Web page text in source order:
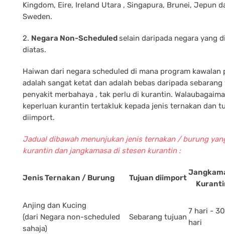
Kingdom, Eire, Ireland Utara , Singapura, Brunei, Jepun
Sweden.
2. Negara Non-Scheduledselain daripada negara yang
diatas.
Haiwan dari negara scheduled di mana program kawalan
adalah sangat ketat dan adalah bebas daripada sebarang
penyakit merbahaya , tak perlu di kurantin.
keperluan kurantin tertakluk kepada jenis ternakan dan
diimport.
Jadual dibawah menunjukan jenis ternakan / burung
kurantin dan jangkamasa di stesen kurantin :
Jenis Ternakan / Burung Tujuan diimport
Anjing dan Kucing
(dari Negara non-scheduled
sahaja)
Sebarang tujuan
7 hari - 30
hari